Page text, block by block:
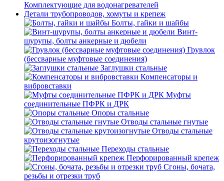
Комплектующие для водонагревателей
Детали трубопроводов, хомуты и крепеж
Болты, гайки и шайбы
Винт-
шурупы, болты анкерные и дюбели
Грувлок
(бессварные муфтовые соединения)
Заглушки стальные
Компенсаторы и
вибровставки
Муфты
соединительные ПФРК и ДРК
Опоры стальные
Отводы стальные гнутые
Отводы стальные
крутоизогнутые
Переходы стальные
Перфорированный крепеж
Сгоны, бочата,
резьбы и отрезки труб